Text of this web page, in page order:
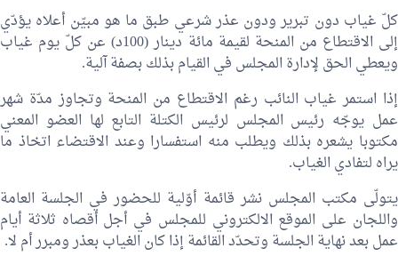
كلّ غياب دون تبرير ودون عذر شرعي طبق ما هو مبيّن أعلاه يؤدّي
إلى الاقتطاع من المنحة لقيمة مائة دينار (100د) عن كلّ يوم غياب
ويعطي الحق لإدارة المجلس في القيام بذلك بصفة آلية.
إذا استمر غياب النائب رغم الاقتطاع من المنحة وتجاوز مدّة شهر
عمل يوجّه رئيس المجلس لرئيس الكتلة التابع لها العضو المعني
مكتوبا يشعره بذلك ويطلب منه استفسارا وعند الاقتضاء اتخاذ ما
يراه لتفادي الغياب.
يتولّى مكتب المجلس نشر قائمة أوّلية للحضور في الجلسة العامة
واللجان على الموقع الالكتروني للمجلس في أجل أقصاه ثلاثة أيام
عمل بعد نهاية الجلسة وتحدّد القائمة إذا كان الغياب بعذر ومبرر أم لا.